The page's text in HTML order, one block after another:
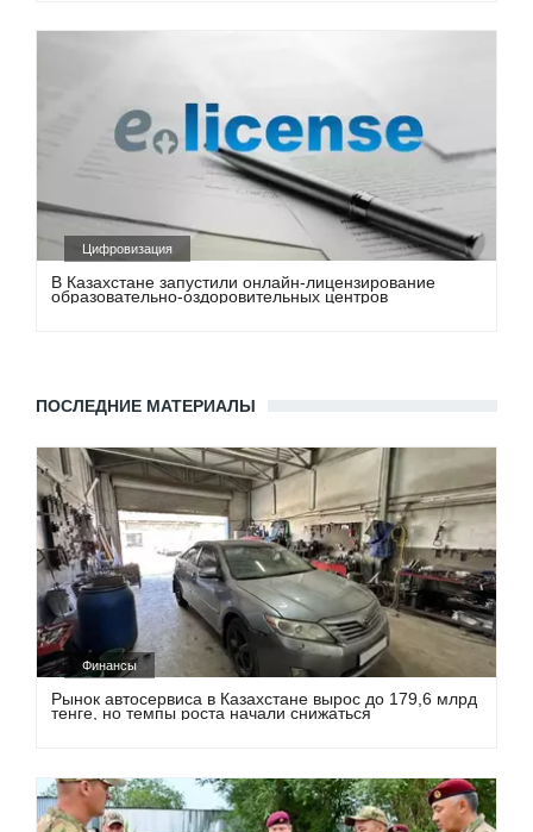
Цифровизация
В Казахстане запустили онлайн-лицензирование
образовательно-оздоровительных центров
ПОСЛЕДНИЕ МАТЕРИАЛЫ
Финансы
Рынок автосервиса в Казахстане вырос до 179,6 млрд
тенге, но темпы роста начали снижаться